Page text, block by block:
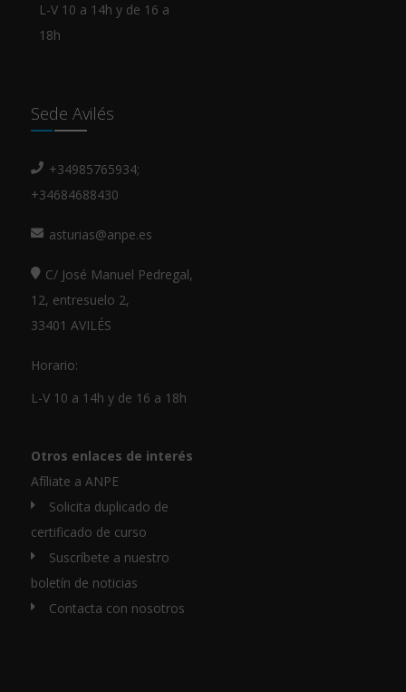
L-V 10 a 14h y de 16 a
18h
Sede Avilés
+34985765934;
+34684688430
asturias@anpe.es
C/ José Manuel Pedregal,
12, entresuelo 2,
33401 AVILÉS
Horario:
L-V 10 a 14h y de 16 a 18h
Otros enlaces de interés
Afíliate a ANPE
Solicita duplicado de
certificado de curso
Suscríbete a nuestro
boletín de noticias
Contacta con nosotros